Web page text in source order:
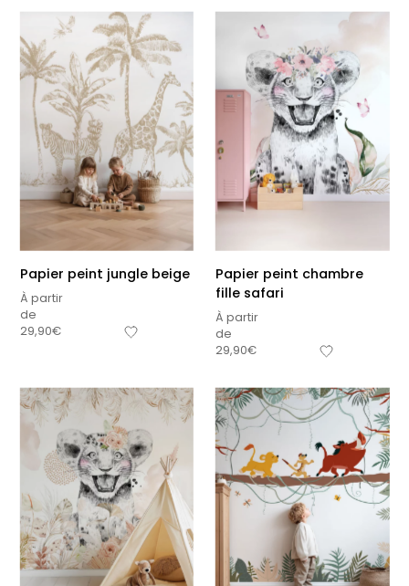
Papier peint jungle beige
À partir
de
29,90€
Papier peint chambre
fille safari
À partir
de
29,90€